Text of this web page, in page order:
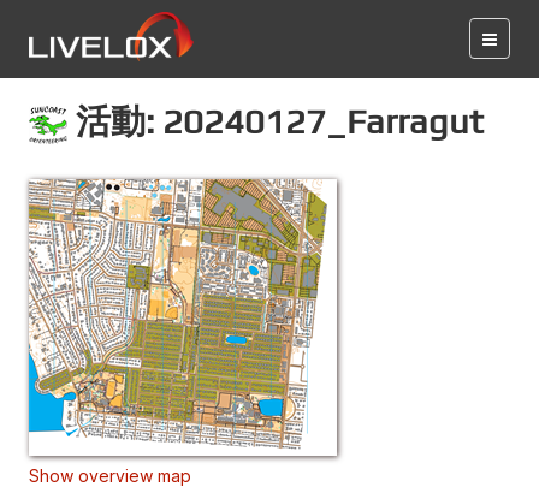
活動: 20240127_Farragut
Show overview map